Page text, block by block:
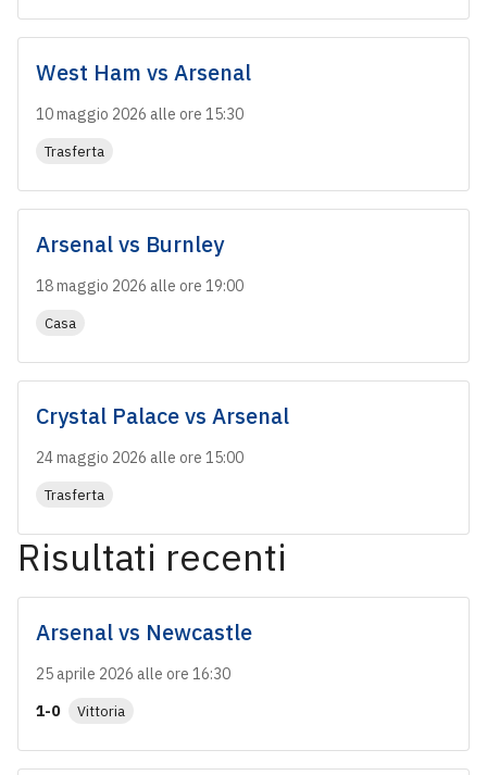
West Ham vs Arsenal
10 maggio 2026 alle ore 15:30
Trasferta
Arsenalvs Burnley
18 maggio 2026 alle ore 19:00
Casa
Crystal Palacevs Arsenal
24 maggio 2026 alle ore 15:00
Trasferta
Risultati recenti
Arsenalvs Newcastle
25 aprile 2026 alle ore 16:30
1-0
Vittoria